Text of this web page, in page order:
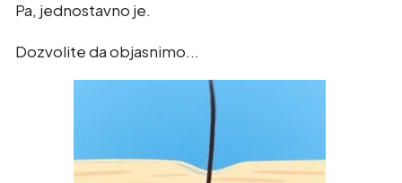
Pa, jednostavno je.
Dozvolite da objasnimo...